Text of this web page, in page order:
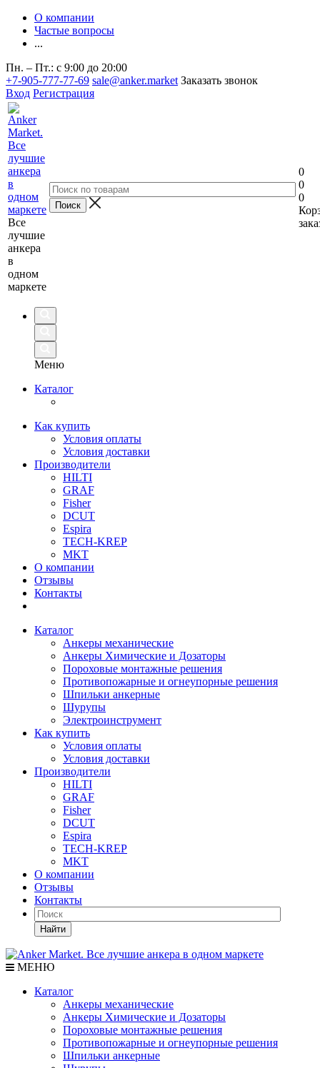
О компании
Частые вопросы
...
Пн. – Пт.: с 9:00 до 20:00
+7-905-777-77-69 sale@anker.market Заказать звонок
Вход Регистрация
Все
лучшие
анкера
в
одном
маркете
0
0
0
Меню
Каталог
Как купить
Условия оплаты
Условия доставки
Производители
HILTI
GRAF
Fisher
DCUT
Espira
TECH-KREP
MKT
О компании
Отзывы
Контакты
Каталог
Анкеры механические
Анкеры Химические и Дозаторы
Пороховые монтажные решения
Противопожарные и огнеупорные решения
Шпильки анкерные
Шурупы
Электроинструмент
Как купить
Условия оплаты
Условия доставки
Производители
HILTI
GRAF
Fisher
DCUT
Espira
TECH-KREP
MKT
О компании
Отзывы
Контакты
Найти
МЕНЮ
Каталог
Анкеры механические
Анкеры Химические и Дозаторы
Пороховые монтажные решения
Противопожарные и огнеупорные решения
Шпильки анкерные